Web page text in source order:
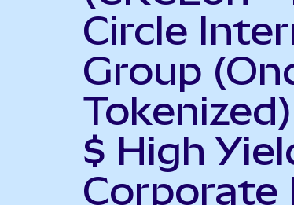
Circle
Group
$ High
Corporate